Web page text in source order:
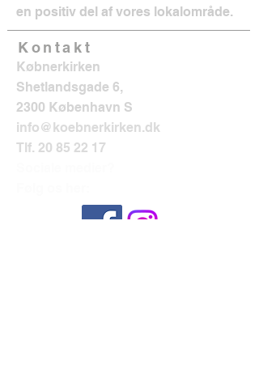
en positiv del af vores lokalområde.
Kontakt
Købnerkirken
Shetlandsgade 6,
2300 København S
info@koebnerkirken.dk
Tlf. 20 85 22 17